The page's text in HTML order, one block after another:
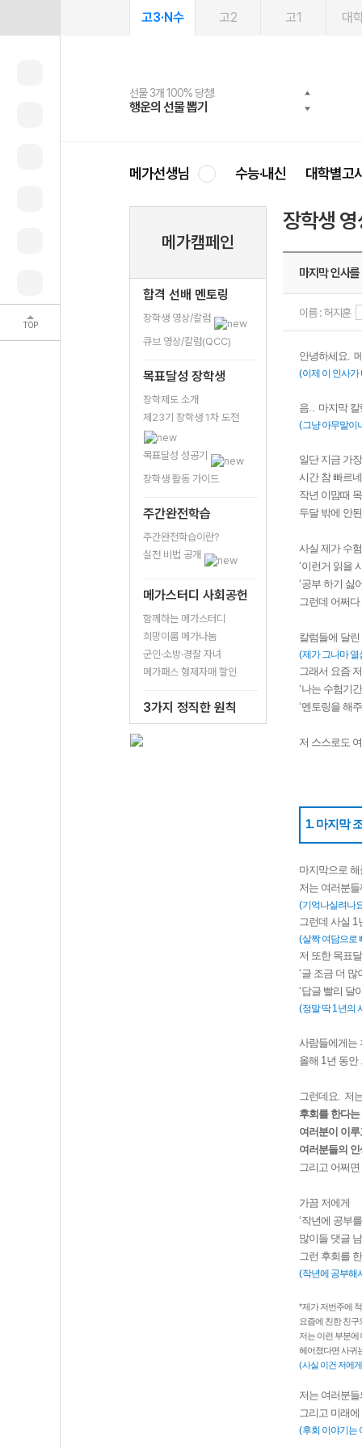
TOP
고3·N수 고2 고1 대
선물 3개 100% 당첨!
행운의 선물 뽑기
선물 100% 증정!
메가스터디 X 올리브
여름방학 스터디 캐시백
메가런 썸머스쿨
2027 러셀 단과
강사 공개선발
스마트러닝앱
설문 EVENT
메가패스
3일 무료 체험권
메가패스 수강생 무료혜택!
메가클럽 멤버십
사회공헌 캠페인
희망이룸 메가나눔
메가선생님 수능·내신 대학별고
메가캠페인
합격 선배 멘토링
장학생 영상/칼럼
큐브 영상/칼럼(QCC)
목표달성 장학생
장학제도 소개
제23기 장학생 1차 도전
목표달성 성공기
장학생 활동 가이드
주간완전학습
주간완전학습이란?
실천 비법 공개
메가스터디 사회공헌
함께하는 메가스터디
희망이룸 메가나눔
군인·소방·경찰 자녀
메가패스 형제자매 할인
3가지 정직한 원칙
장학생
마지막 인사
이름 : 허지훈
안녕하세요.
(이제 이 인사
음.. 마지막
(그냥 아무말이
일단 지금 가
시간 참 빠르
작년 이맘때
두달 밖에 안
사실 제가 수
‘이런거 읽을
‘공부 하기 싫
그런데 어쩌
칼럼들에 달
(제가 그나마
그래서 요즘
‘나는 수험기
‘멘토링을 해
저 스스로도
1. 마지막
마지막으로
저는 여러분
(기억나실려나
그런데 사실 1
(살짝 여담으로
저 또한 목표
‘글 조금 더 많
‘답글 빨리 달
(정말 딱1년의
사람들에게는
올해 1년 동안
그런데요. 저
후회를 한다는
여러분이 이
여러분들의
그리고 어쩌
가끔 저에게
‘작년에 공부
많이들 댓글
그런 후회를
(작년에 공부해
*제가 저번주에
요즘에 친한 친
저는 이런 부분
헤어졌다면 사귀
(사실 이건 저에
저는 여러분
그리고 미래
(후회 이야기는